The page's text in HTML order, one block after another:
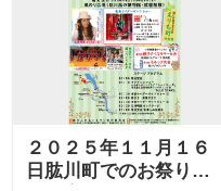
２０２５年１１月１６
日肱川町でのお祭りの